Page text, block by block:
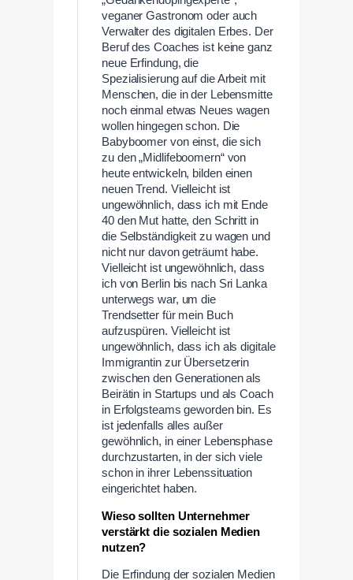
veganer Gastronom oder auch
Verwalter des digitalen Erbes. Der
Beruf des Coaches ist keine ganz
neue Erfindung, die
Spezialisierung auf die Arbeit mit
Menschen, die in der Lebensmitte
noch einmal etwas Neues wagen
wollen hingegen schon. Die
Babyboomer von einst, die sich
zu den „Midlifeboomern“ von
heute entwickeln, bilden einen
neuen Trend. Vielleicht ist
ungewöhnlich, dass ich mit Ende
40 den Mut hatte, den Schritt in
die Selbständigkeit zu wagen und
nicht nur davon geträumt habe.
Vielleicht ist ungewöhnlich, dass
ich von Berlin bis nach Sri Lanka
unterwegs war, um die
Trendsetter für mein Buch
aufzuspüren. Vielleicht ist
ungewöhnlich, dass ich als digitale
Immigrantin zur Übersetzerin
zwischen den Generationen als
Beirätin in Startups und als Coach
in Erfolgsteams geworden bin. Es
ist jedenfalls alles außer
gewöhnlich, in einer Lebensphase
durchzustarten, in der sich viele
schon in ihrer Lebenssituation
eingerichtet haben.
Wieso sollten Unternehmer
verstärkt die sozialen Medien
nutzen?
Die Erfindung der sozialen Medien